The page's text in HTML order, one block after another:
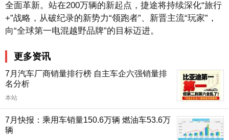
全面革新。站在200万辆的新起点，捷途将持续深化“旅行
+”战略，从破纪录的新势力“领跑者”、新晋主流“玩家”，
向“全球第一电混越野品牌”的目标迈进。
更多资讯
7月汽车厂商销量排行榜 自主车企六强销量排
名分析
本站
7月快报：乘用车销量150.6万辆 燃油车53.6万
辆